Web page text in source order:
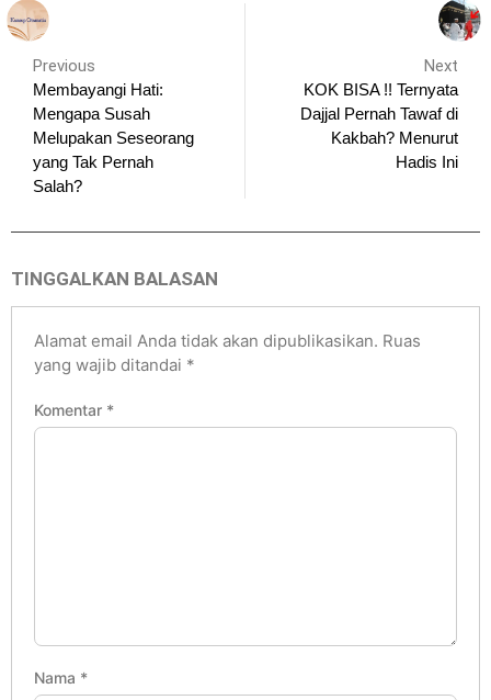
Previous
Membayangi Hati:
Mengapa Susah
Melupakan Seseorang
yang Tak Pernah
Salah?
Next
KOK BISA !! Ternyata
Dajjal Pernah Tawaf di
Kakbah? Menurut
Hadis Ini
TINGGALKAN BALASAN
Alamat email Anda tidak akan dipublikasikan. Ruas
yang wajib ditandai *
Komentar *
Nama *